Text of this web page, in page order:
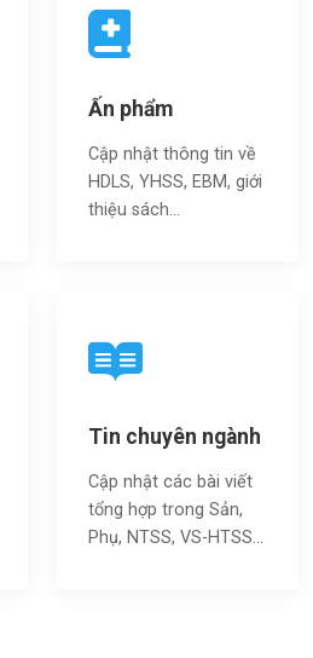
Ấn phẩm
Cập nhật thông tin về
HDLS, YHSS, EBM, giới
thiệu sách…
Tin chuyên ngành
Cập nhật các bài viết
tổng hợp trong Sản,
Phụ, NTSS, VS-HTSS...